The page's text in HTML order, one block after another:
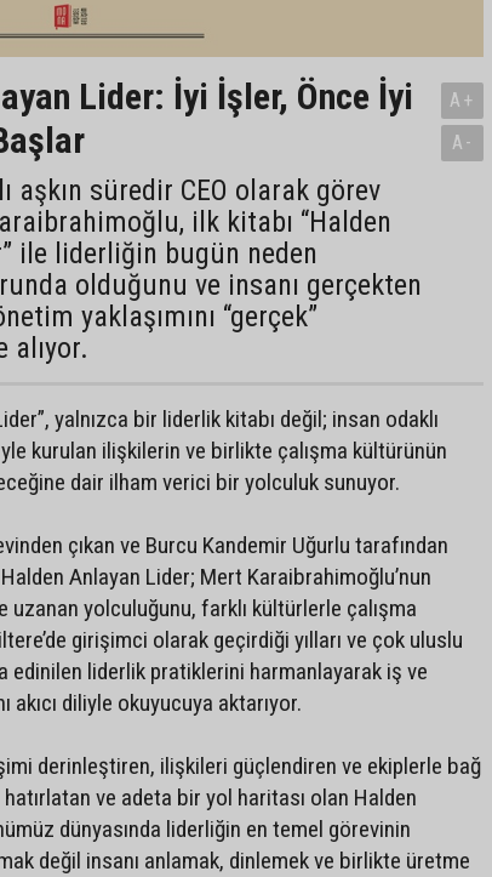
Lider: İyi İşler, Önce İyi
aşkın süredir CEO olarak görev
ilk kitabı “Halden
ile liderliğin bugün neden
olduğunu ve insanı gerçekten
yaklaşımını “gerçek”
alıyor.
A+
A-
yalnızca bir liderlik kitabı değil; insan odaklı
kurulan ilişkilerin ve birlikte çalışma kültürünün
dair ilham verici bir yolculuk sunuyor.
çıkan ve Burcu Kandemir Uğurlu tarafından
Halden Anlayan Lider; Mert Karaibrahimoğlu’nun
uzanan yolculuğunu, farklı kültürlerle çalışma
girişimci olarak geçirdiği yılları ve çok uluslu
edinilen liderlik pratiklerini harmanlayarak iş ve
akıcı diliyle okuyucuya aktarıyor.
derinleştiren, ilişkileri güçlendiren ve ekiplerle bağ
ve adeta bir yol haritası olan Halden
dünyasında liderliğin en temel görevinin
değil insanı anlamak, dinlemek ve birlikte üretme